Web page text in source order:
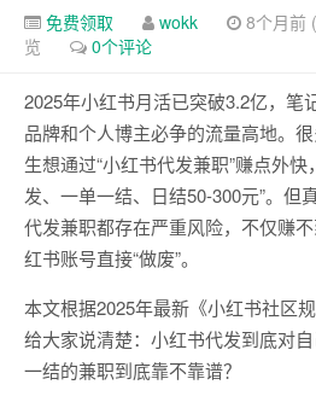
免费领取 wokk 8个月前
览
0个评论
2025年小红书月活已突破3.2亿，笔
品牌和个人博主必争的流量高地。
生想通过“小红书代发兼职”赚点外
发、一单一结、日结50-300元”。但
代发兼职都存在严重风险，不仅赚
红书账号直接“做废”。
本文根据2025年最新《小红书社区
给大家说清楚：小红书代发到底对
一结的兼职到底靠不靠谱？